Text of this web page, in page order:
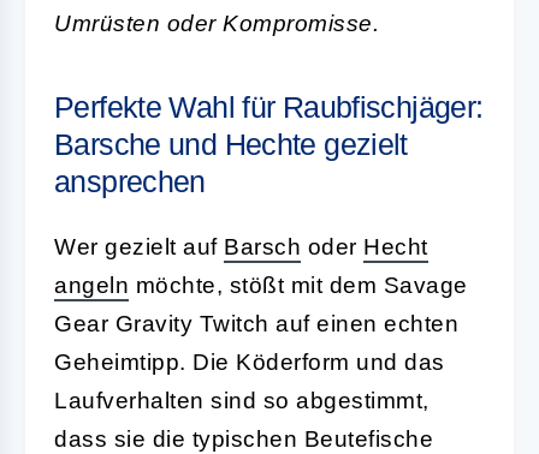
Umrüsten oder Kompromisse.
Perfekte Wahl für Raubfischjäger:
Barsche und Hechte gezielt
ansprechen
Wer gezielt auf Barsch oder Hecht
angeln möchte, stößt mit dem Savage
Gear Gravity Twitch auf einen echten
Geheimtipp. Die Köderform und das
Laufverhalten sind so abgestimmt,
dass sie die typischen Beutefische